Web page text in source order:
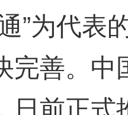
”为代表
完善。中
日前正式